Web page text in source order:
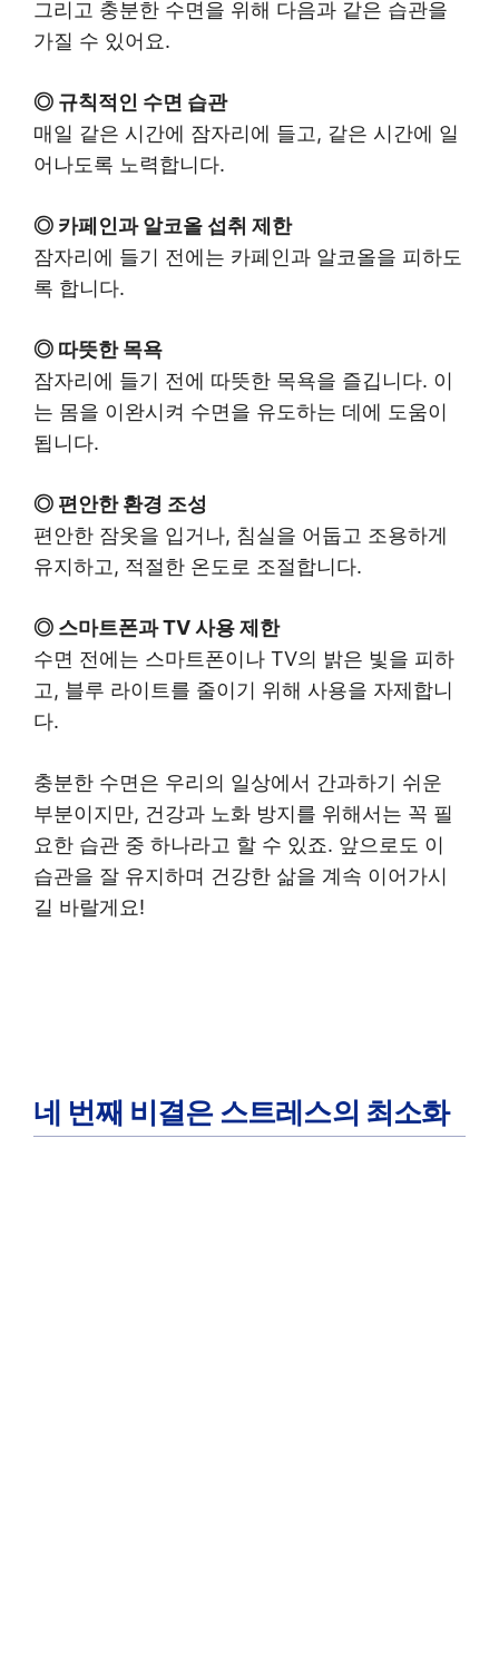
그리고 충분한 수면을 위해 다음과 같은 습관을
가질 수 있어요.
◎ 규칙적인 수면 습관
매일 같은 시간에 잠자리에 들고, 같은 시간에 일
어나도록 노력합니다.
◎ 카페인과 알코올 섭취 제한
잠자리에 들기 전에는 카페인과 알코올을 피하도
록 합니다.
◎ 따뜻한 목욕
잠자리에 들기 전에 따뜻한 목욕을 즐깁니다. 이
는 몸을 이완시켜 수면을 유도하는 데에 도움이
됩니다.
◎ 편안한 환경 조성
편안한 잠옷을 입거나, 침실을 어둡고 조용하게
유지하고, 적절한 온도로 조절합니다.
◎ 스마트폰과 TV 사용 제한
수면 전에는 스마트폰이나 TV의 밝은 빛을 피하
고, 블루 라이트를 줄이기 위해 사용을 자제합니
다.
충분한 수면은 우리의 일상에서 간과하기 쉬운
부분이지만, 건강과 노화 방지를 위해서는 꼭 필
요한 습관 중 하나라고 할 수 있죠. 앞으로도 이
습관을 잘 유지하며 건강한 삶을 계속 이어가시
길 바랄게요!
네 번째 비결은 스트레스의 최소화